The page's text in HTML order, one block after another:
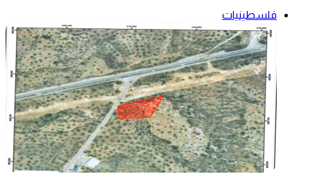
فلسطينيات